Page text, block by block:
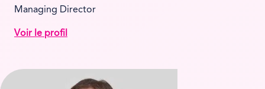
Managing Director
Voir le profil